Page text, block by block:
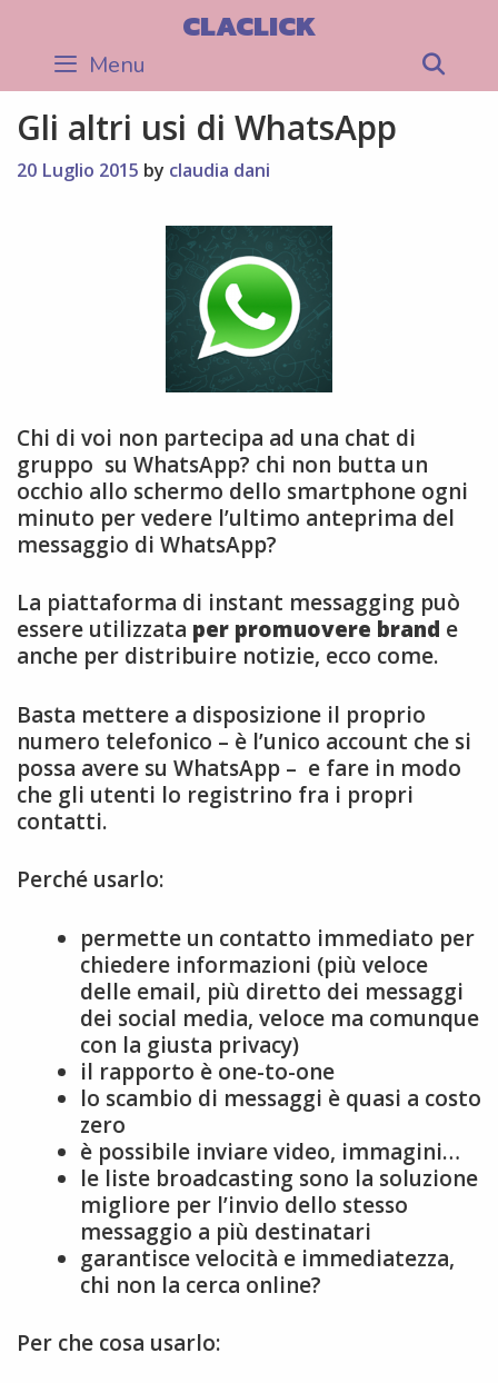
content
CLACLICK
Menu
Gli altri usi di WhatsApp
20 Luglio 2015 by claudia dani
Chi di voi non partecipa ad una chat di
gruppo su WhatsApp? chi non butta un
occhio allo schermo dello smartphone ogni
minuto per vedere l’ultimo anteprima del
messaggio di WhatsApp?
La piattaforma di instant messagging può
essere utilizzata per promuovere brand e
anche per distribuire notizie, ecco come.
Basta mettere a disposizione il proprio
numero telefonico – è l’unico account che si
possa avere su WhatsApp – e fare in modo
che gli utenti lo registrino fra i propri
contatti.
Perché usarlo:
permette un contatto immediato per
chiedere informazioni (più veloce
delle email, più diretto dei messaggi
dei social media, veloce ma comunque
con la giusta privacy)
il rapporto è one-to-one
lo scambio di messaggi è quasi a costo
zero
è possibile inviare video, immagini…
le liste broadcasting sono la soluzione
migliore per l’invio dello stesso
messaggio a più destinatari
garantisce velocità e immediatezza,
chi non la cerca online?
Per che cosa usarlo: